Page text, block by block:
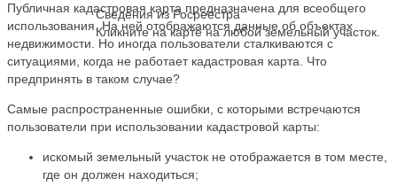
Сведения из Росреестра
Кликните на карте на любой земельный участок.
Публичная кадастровая карта предназначена для всеобщего
использования. На ней отображаются данные об объектах
недвижимости. Но иногда пользователи сталкиваются с
ситуациями, когда не работает кадастровая карта. Что
предпринять в таком случае?
Самые распространенные ошибки, с которыми встречаются
пользователи при использовании кадастровой карты:
искомый земельный участок не отображается в том месте,
где он должен находиться;